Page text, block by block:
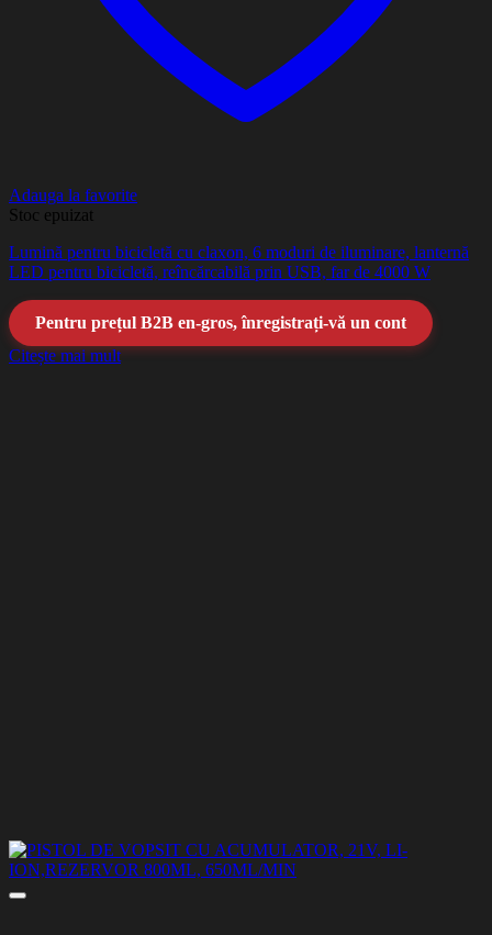
Adauga la favorite
Stoc epuizat
Lumină pentru bicicletă cu claxon, 6 moduri de iluminare, lanternă
LED pentru bicicletă, reîncărcabilă prin USB, far de 4000 W
Pentru prețul B2B en-gros, înregistrați-vă un cont
Citește mai mult